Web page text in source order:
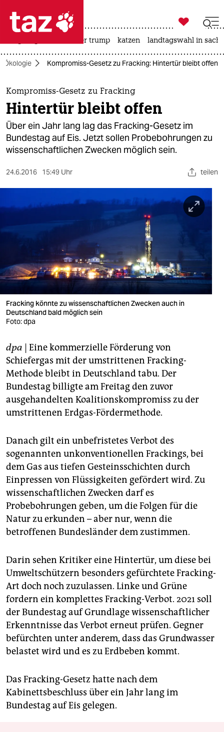
 taz zahl ich
taz zahl ich
themen
politik
öko
sport
berlin
nord
wahrheit
verlag
verlag
shop
fragen & hilfe
unterstützen
abo
epaper login

taz zahl ich
usa unter trump katzen landtagswahl in
Ökologie Kompromiss-Gesetz zu Fracking: Hintertür bleibt offen
Kompromiss-Gesetz zu Fracking
Hintertür bleibt offen
Über ein Jahr lang lag das Fracking-Gesetz im
Bundestag auf Eis. Jetzt sollen Probebohrungen zu
wissenschaftlichen Zwecken möglich sein.
24.6.2016 15:49 Uhr teilen
Fracking könnte zu wissenschaftlichen Zwecken auch in
Deutschland bald möglich sein
Foto: dpa
dpa | Eine kommerzielle Förderung von
Schiefergas mit der umstrittenen Fracking-
Methode bleibt in Deutschland tabu. Der
Bundestag billigte am Freitag den zuvor
ausgehandelten Koalitionskompromiss zu der
umstrittenen Erdgas-Fördermethode.
Danach gilt ein unbefristetes Verbot des
sogenannten unkonventionellen Frackings, bei
dem Gas aus tiefen Gesteinsschichten durch
Einpressen von Flüssigkeiten gefördert wird. Zu
wissenschaftlichen Zwecken darf es
Probebohrungen geben, um die Folgen für die
Natur zu erkunden – aber nur, wenn die
betroffenen Bundesländer dem zustimmen.
Darin sehen Kritiker eine Hintertür, um diese bei
Umweltschützern besonders gefürchtete Fracking-
Art doch noch zuzulassen. Linke und Grüne
fordern ein komplettes Fracking-Verbot. 2021 soll
der Bundestag auf Grundlage wissenschaftlicher
Erkenntnisse das Verbot erneut prüfen. Gegner
befürchten unter anderem, dass das Grundwasser
belastet wird und es zu Erdbeben kommt.
Das Fracking-Gesetz hatte nach dem
Kabinettsbeschluss über ein Jahr lang im
Bundestag auf Eis gelegen.